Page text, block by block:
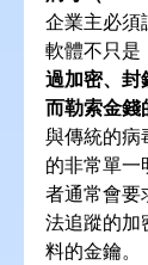
企業主必須
軟體不只是
過加密、封
而勒索金錢
與傳統的病
的非常單一
者通常會要
法追蹤的加
料的金鑰。